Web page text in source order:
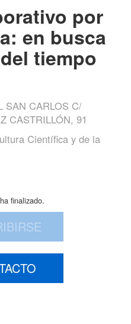
por
en busca
tiempo
SAN CARLOS C/
CASTRILLÓN, 91
Científica y de la
finalizado.